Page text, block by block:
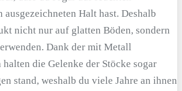
ausgezeichneten Halt hast. Deshalb
nicht nur auf glatten Böden, sondern
Dank der mit Metall
die Gelenke der Stöcke sogar
stand, weshalb du viele Jahre an ihnen